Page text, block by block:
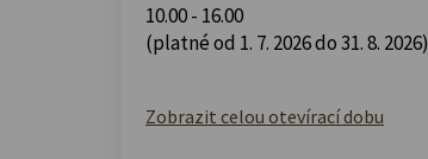
10.00 - 16.00
(platné od 1. 7. 2026 do 31. 8. 2026)
Zobrazit celou otevírací dobu